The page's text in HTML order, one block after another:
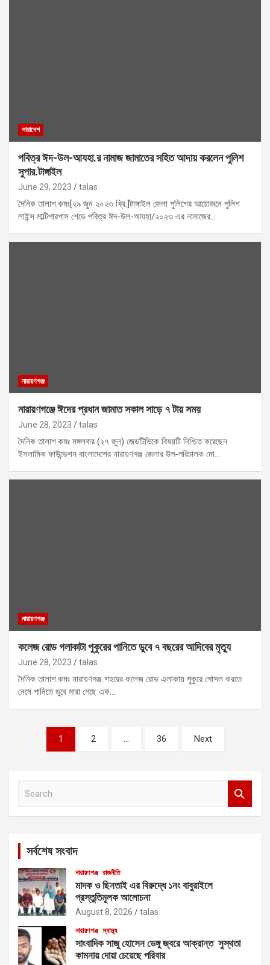
সারাদেশ
পবিত্র ঈদ-উল-আযহা.র নামাজ জামাতের সহিত আদায় করলেন পুলিশ
সুপার.টাঙ্গাইল
June 29, 2023 talas
দৈনিক তালাশ.কমঃ[২৯ জুন ২০২৩ খ্রি.]টাঙ্গাইল জেলা পুলিশের আয়োজনে পুলিশ
লাইন্স মাল্টিপারপাস শেডে পবিত্র ঈদ-উল-আযহা/২০২৩ এর নামাজের…
নারায়ণগঞ্জ
নারায়ণগঞ্জে ঈদের প্রধান জামাত সকাল সাড়ে ৭ টায় সময়
June 28, 2023 talas
দৈনিক তালাশ.কমঃ মঙ্গলবার (২৭ জুন) জেডটিভিকে বিষয়টি নিশ্চিত করেছেন
ইসলামিক ফাউন্ডেশন বাংলাদেশের নারায়ণগঞ্জ জেলার উপ-পরিচালক মো.…
নারায়ণগঞ্জ
কলেজ রোড গলাকাটা পুকুরের পানিতে ডুবে ৭ বছরের আদিবের মৃত্যু
June 28, 2023 talas
দৈনিক তালাশ.কমঃ নারায়ণগঞ্জ শহরের কলেজ রোড এলাকায় পুকুরে গোসল করতে
নেমে পানিতে ডুবে মারা গেছে এক…
pagination
1 2 … 36 Next
সর্বশেষ সংবাদ
নারায়ণগঞ্জ রাজনীতি
মাদক ও ছিনতাই এর বিরুদ্ধে ১নং বাবুরাইলে
প্রস্তুতিমূলক আলোচনা
August 8, 2026 talas
নারায়ণগঞ্জ স্বাস্থ্য
সাংবাদিক সাজু হোসেন ডেঙ্গু জ্বরে আক্রান্ত সুস্থতা
কামনায় দোয়া চেয়েছে পরিবার